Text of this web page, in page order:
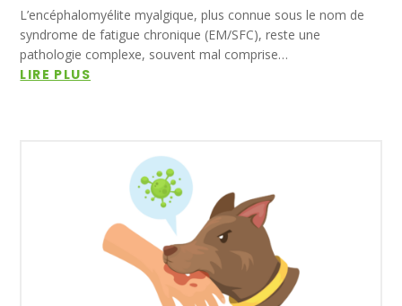
L’encéphalomyélite myalgique, plus connue sous le nom de
syndrome de fatigue chronique (EM/SFC), reste une
pathologie complexe, souvent mal comprise…
LIRE PLUS